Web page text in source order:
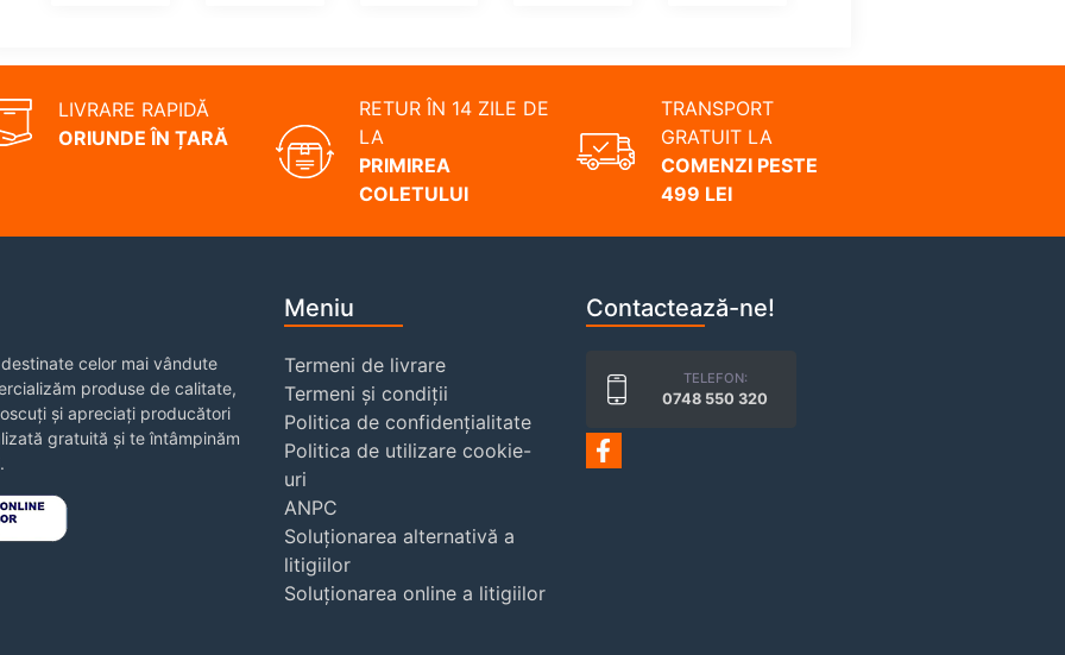
LIVRARE RAPIDĂ
ORIUNDE ÎN ȚARĂ
RETUR ÎN 14 ZILE DE
LA
PRIMIREA
COLETULUI
TRANSPORT
GRATUIT LA
COMENZI PESTE
499 LEI
celor mai vândute
produse de calitate,
și apreciați producători
gratuită și te întâmpinăm
Meniu
Termeni de livrare
Termeni și condiții
Politica de confidențialitate
Politica de utilizare cookie-
uri
ANPC
Soluționarea alternativă a
litigiilor
Soluționarea online a litigiilor
Contactează-ne!
TELEFON:
0748 550 320